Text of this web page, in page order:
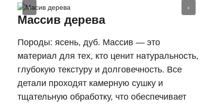
‹ ›
Массив дерева
Породы: ясень, дуб. Массив — это
материал для тех, кто ценит натуральность,
глубокую текстуру и долговечность. Все
детали проходят камерную сушку и
тщательную обработку, что обеспечивает